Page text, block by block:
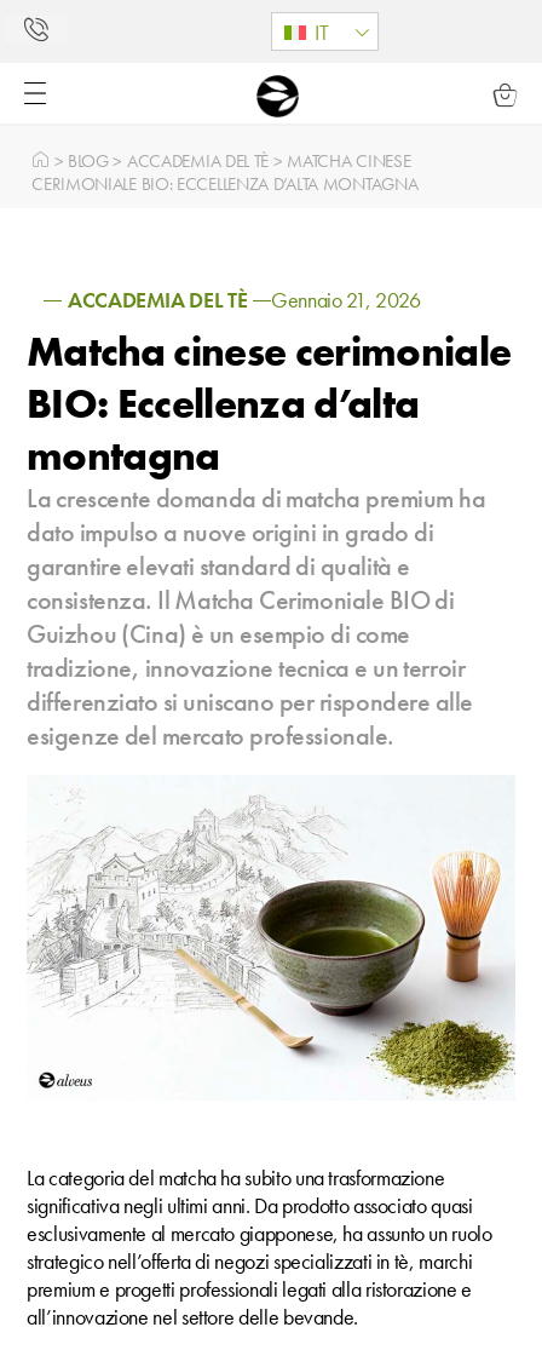
IT
> BLOG> ACCADEMIA DEL TÈ > MATCHA CINESE
CERIMONIALE BIO: ECCELLENZA D’ALTA MONTAGNA
ACCADEMIA DEL TÈ Gennaio 21, 2026
Matcha cinese cerimoniale
BIO: Eccellenza d’alta
montagna
La crescente domanda di matcha premium ha
dato impulso a nuove origini in grado di
garantire elevati standard di qualità e
consistenza. Il Matcha Cerimoniale BIO di
Guizhou (Cina) è un esempio di come
tradizione, innovazione tecnica e un terroir
differenziato si uniscano per rispondere alle
esigenze del mercato professionale.
La categoria del matcha ha subito una trasformazione
significativa negli ultimi anni. Da prodotto associato quasi
esclusivamente al mercato giapponese, ha assunto un ruolo
strategico nell’offerta di negozi specializzati in tè, marchi
premium e progetti professionali legati alla ristorazione e
all’innovazione nel settore delle bevande.